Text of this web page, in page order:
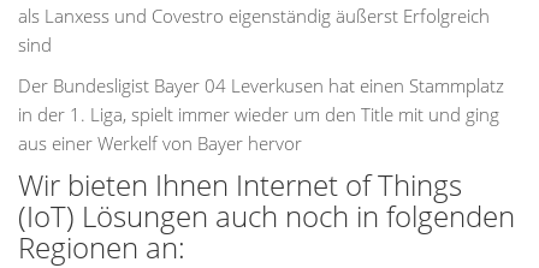
als Lanxess und Covestro eigenständig äußerst Erfolgreich
sind
Der Bundesligist Bayer 04 Leverkusen hat einen Stammplatz
in der 1. Liga, spielt immer wieder um den Title mit und ging
aus einer Werkelf von Bayer hervor
Wir bieten Ihnen Internet of Things
(IoT) Lösungen auch noch in folgenden
Regionen an: